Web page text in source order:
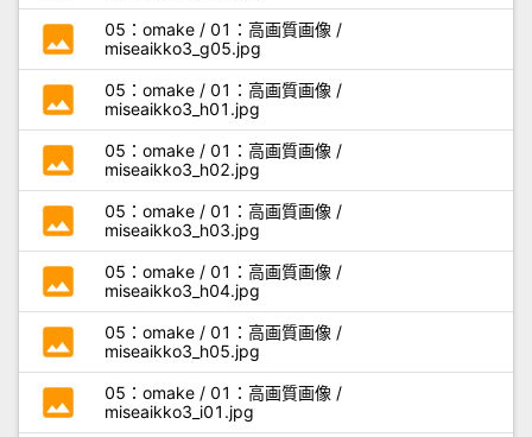
photo
05：omake / 01：高画質画像 /
miseaikko3_g05.jpg
photo
05：omake / 01：高画質画像 /
miseaikko3_h01.jpg
photo
05：omake / 01：高画質画像 /
miseaikko3_h02.jpg
photo
05：omake / 01：高画質画像 /
miseaikko3_h03.jpg
photo
05：omake / 01：高画質画像 /
miseaikko3_h04.jpg
photo
05：omake / 01：高画質画像 /
miseaikko3_h05.jpg
photo
05：omake / 01：高画質画像 /
miseaikko3_i01.jpg